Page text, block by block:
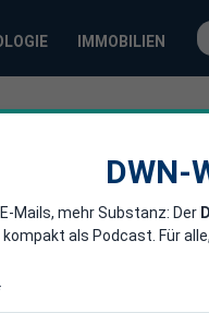
IMMOBILIEN
– aber
die
DWN-
Mails, mehr Substanz: Der
als Podcast. Für